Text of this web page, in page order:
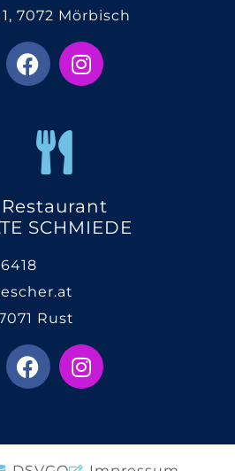
7072 Mörbisch
Restaurant
SCHMIEDE
Rust